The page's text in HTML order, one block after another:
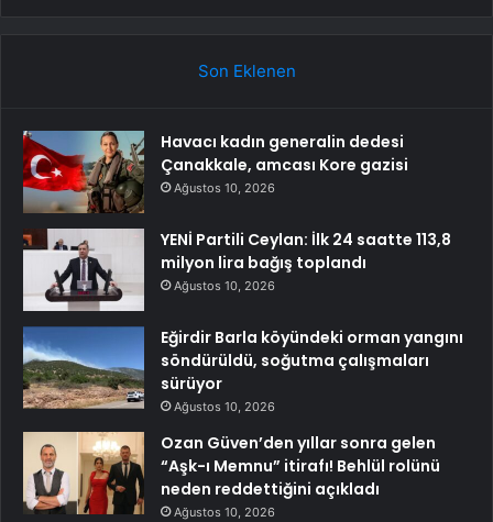
Son Eklenen
Havacı kadın generalin dedesi
Çanakkale, amcası Kore gazisi
Ağustos 10, 2026
YENİ Partili Ceylan: İlk 24 saatte 113,8
milyon lira bağış toplandı
Ağustos 10, 2026
Eğirdir Barla köyündeki orman yangını
söndürüldü, soğutma çalışmaları
sürüyor
Ağustos 10, 2026
Ozan Güven’den yıllar sonra gelen
“Aşk-ı Memnu” itirafı! Behlül rolünü
neden reddettiğini açıkladı
Ağustos 10, 2026